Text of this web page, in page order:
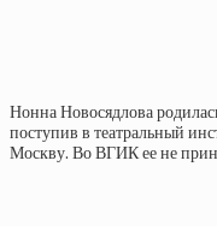
Нонна Новосядлова
поступив в театральный
Москву. Во ВГИК ее не